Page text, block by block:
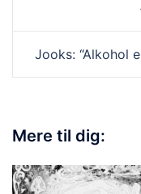
Jooks: “Alkohol
Mere til dig: